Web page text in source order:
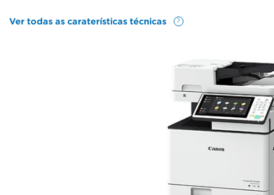
Ver todas as caraterísticas técnicas